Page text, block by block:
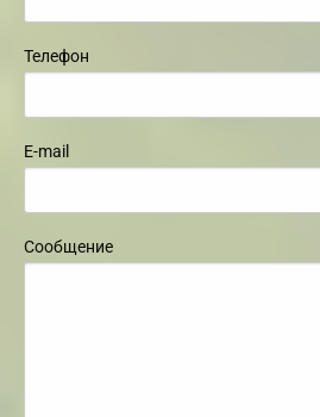
Телефон
E-mail
Сообщение